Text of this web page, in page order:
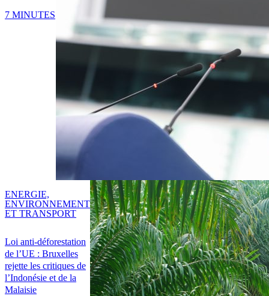
7 MINUTES
Loi anti-déforestation
de l’UE : Bruxelles
rejette les critiques de
l’Indonésie et de la
Malaisie
ENERGIE,
ENVIRONNEMENT
ET TRANSPORT